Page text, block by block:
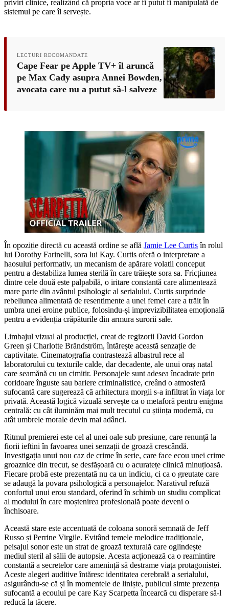
priviri clinice, realizând că propria voce ar fi putut fi manipulată de
sistemul pe care îl servește.
LECTURI RECOMANDATE
Cape Fear pe Apple TV+ îl aruncă
pe Max Cady asupra Annei Bowden,
avocata care nu a putut să-l salveze
În opoziție directă cu această ordine se află Jamie Lee Curtisîn rolul
lui Dorothy Farinelli, sora lui Kay. Curtis oferă o interpretare a
haosului performativ, un mecanism de apărare volatil conceput
pentru a destabiliza lumea sterilă în care trăiește sora sa. Fricțiunea
dintre cele două este palpabilă, o iritare constantă care alimentează
mare parte din avântul psihologic al serialului. Curtis surprinde
rebeliunea alimentată de resentimente a unei femei care a trăit în
umbra unei eroine publice, folosindu-și imprevizibilitatea emoțională
pentru a evidenția crăpăturile din armura surorii sale.
Limbajul vizual al producției, creat de regizorii David Gordon
Green și Charlotte Brändström, întărește această senzație de
captivitate. Cinematografia contrastează albastrul rece al
laboratorului cu texturile calde, dar decadente, ale unui oraș natal
care seamănă cu un cimitir. Personajele sunt adesea încadrate prin
coridoare înguste sau bariere criminalistice, creând o atmosferă
sufocantă care sugerează că arhitectura morgii s-a infiltrat în viața lor
privată. Această logică vizuală servește ca o metaforă pentru enigma
centrală: cu cât iluminăm mai mult trecutul cu știința modernă, cu
atât umbrele morale devin mai adânci.
Ritmul premierei este cel al unei oale sub presiune, care renunță la
fiorii ieftini în favoarea unei senzații de groază crescândă.
Investigația unui nou caz de crime în serie, care face ecou unei crime
groaznice din trecut, se desfășoară cu o acuratețe clinică minuțioasă.
Fiecare probă este prezentată nu ca un indiciu, ci ca o greutate care
se adaugă la povara psihologică a personajelor. Narativul refuză
confortul unui erou standard, oferind în schimb un studiu complicat
al modului în care moștenirea profesională poate deveni o
închisoare.
Această stare este accentuată de coloana sonoră semnată de Jeff
Russo și Perrine Virgile. Evitând temele melodice tradiționale,
peisajul sonor este un strat de groază texturală care oglindește
mediul steril al sălii de autopsie. Acesta acționează ca o reamintire
constantă a secretelor care amenință să destrame viața protagonistei.
Aceste alegeri auditive întăresc identitatea cerebrală a serialului,
asigurându-se că și în momentele de liniște, publicul simte prezența
sufocantă a ecoului pe care Kay Scarpetta încearcă cu disperare să-l
reducă la tăcere.